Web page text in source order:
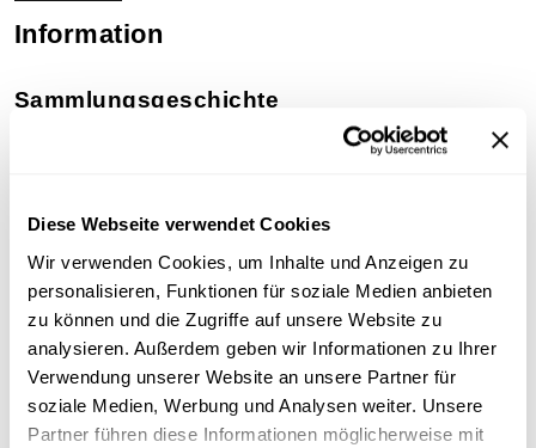
Diese Webseite verwendet Cookies
Wir verwenden Cookies, um Inhalte und Anzeigen zu
personalisieren, Funktionen für soziale Medien anbieten
zu können und die Zugriffe auf unsere Website zu
analysieren. Außerdem geben wir Informationen zu Ihrer
Verwendung unserer Website an unsere Partner für
soziale Medien, Werbung und Analysen weiter. Unsere
Partner führen diese Informationen möglicherweise mit
Information
Sammlungsgeschichte
Download